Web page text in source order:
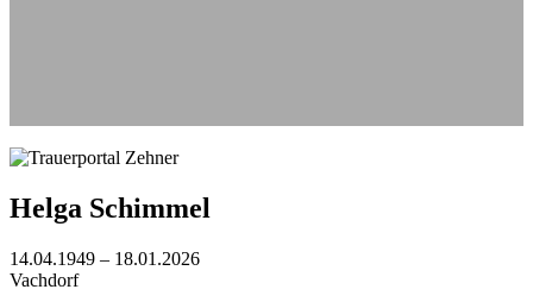
Helga Schimmel
14.04.1949 – 18.01.2026
Vachdorf